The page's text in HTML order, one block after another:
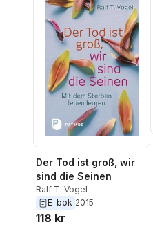
Der Tod ist groß, wir
sind die Seinen
Ralf T. Vogel
E-bok 2015
118 kr